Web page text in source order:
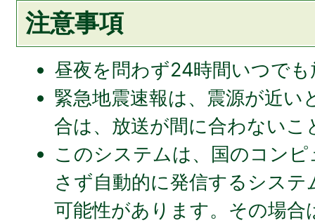
注意事項
昼夜を問わず24時間いつで
緊急地震速報は、震源が近い
合は、放送が間に合わないこ
このシステムは、国のコン
さず自動的に発信するシス
可能性があります。その場